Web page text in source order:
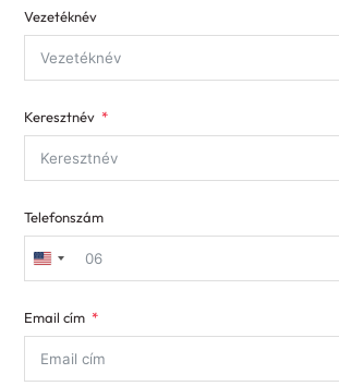
Vezetéknév
Keresztnév
Telefonszám
United
+1
Email cím